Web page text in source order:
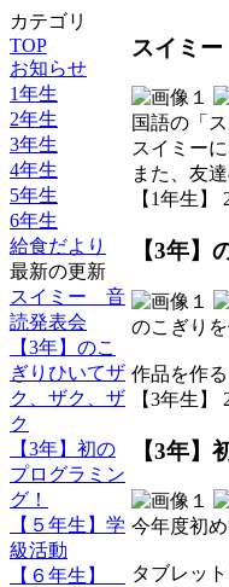
カテゴリ
TOP
お知らせ
1年生
2年生
3年生
4年生
5年生
6年生
給食だより
最新の更新
スイミー 音
読発表会
【3年】のこ
ぎりひいてザ
ク、ザク、ザ
ク
【3年】初の
プログラミン
グ！
【５年生】学
級活動
【６年生】
スイミ
国語の「
スイミー
また、友
【1年生】
【3年】
のこぎり
作品を作
【3年生】
【3年】
今年度初
タブレッ